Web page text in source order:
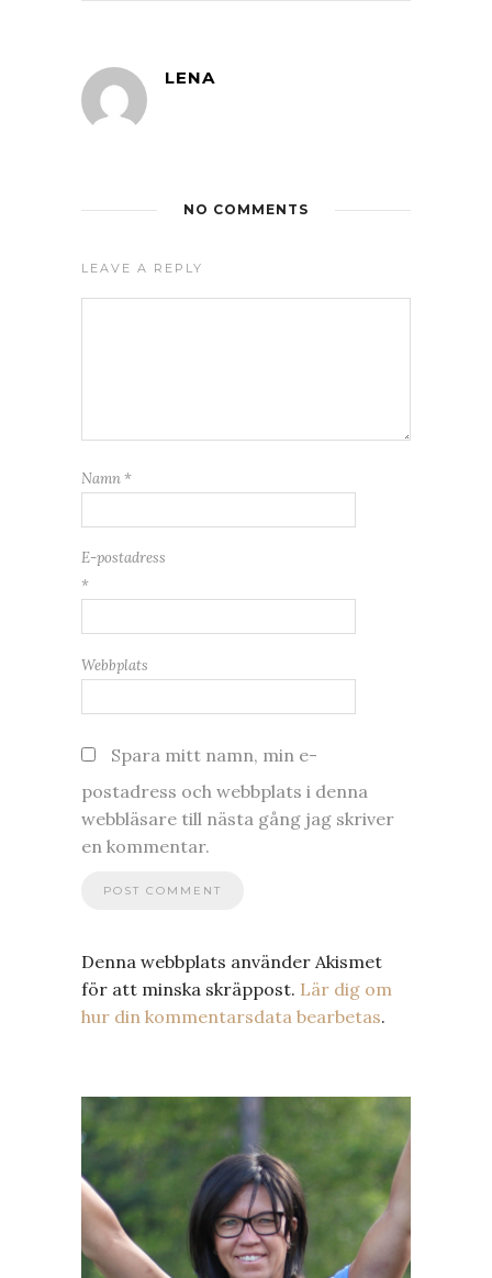
LENA
NO COMMENTS
LEAVE A REPLY
Namn *
E-postadress
*
Webbplats
Spara mitt namn, min e-
postadress och webbplats i denna
webbläsare till nästa gång jag skriver
en kommentar.
Denna webbplats använder Akismet
för att minska skräppost. Lär dig om
hur din kommentarsdata bearbetas.